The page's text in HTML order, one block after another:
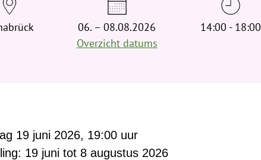
e
h
i
06. – 08.08.2026
Overzicht datums
14:00 - 18:00
19 juni 2026, 19:00 uur
19 juni tot 8 augustus 2026